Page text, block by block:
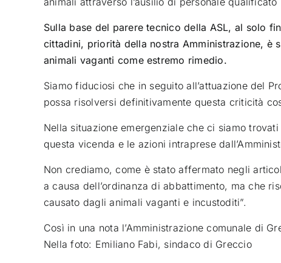
Sulla base del parere tecnico della ASL, al solo
cittadini, priorità della nostra Amministrazione, è
animali vaganti come estremo rimedio.
Siamo fiduciosi che in seguito all’attuazione del
possa risolversi definitivamente questa criticità
Nella situazione emergenziale che ci siamo
questa vicenda e le azioni intraprese
Non crediamo, come è stato affermato negli
a causa dell’ordinanza di abbattimento, ma che
causato dagli animali vaganti e incustoditi”.
Così in una nota l’Amministrazione comunale di
Nella foto: Emiliano Fabi, sindaco di Greccio